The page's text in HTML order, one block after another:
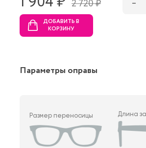
2 720 ₷ –
ДОБАВИТЬ В
КОРЗИНУ
Параметры оправы
Размер переносицы Длина